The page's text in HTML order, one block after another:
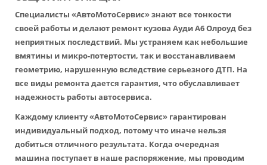
Специалисты «АвтоМотоСервис» знают все тонкости
своей работы и делают ремонт кузова Ауди А6 Олроуд без
неприятных последствий. Мы устраняем как небольшие
вмятины и микро-потертости, так и восстанавливаем
геометрию, нарушенную вследствие серьезного ДТП. На
все виды ремонта дается гарантия, что обуславливает
надежность работы автосервиса.
Каждому клиенту «АвтоМотоСервис» гарантирован
индивидуальный подход, потому что иначе нельзя
добиться отличного результата. Когда очередная
машина поступает в наше распоряжение, мы проводим